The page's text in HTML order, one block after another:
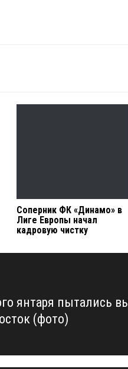
Соперник ФК «Динамо» в
Лиге Европы начал
кадровую чистку
янтаря пытались
(фото)